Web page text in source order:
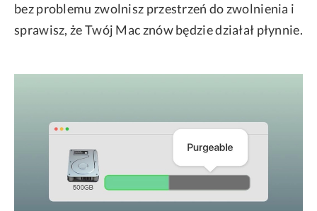
bez problemu zwolnisz przestrzeń do zwolnienia i
sprawisz, że Twój Mac znów będzie działał płynnie.